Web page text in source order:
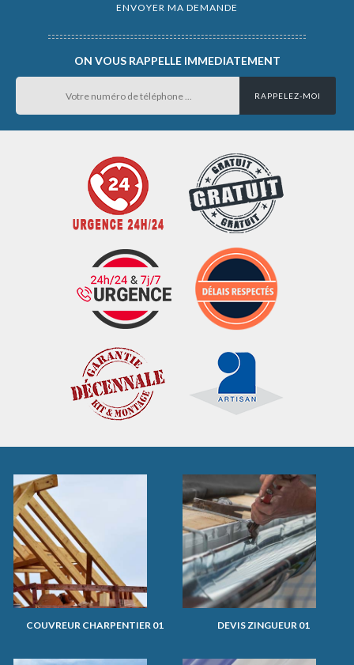
ON VOUS RAPPELLE IMMEDIATEMENT
COUVREUR CHARPENTIER 01 DEVIS ZINGUEUR 01